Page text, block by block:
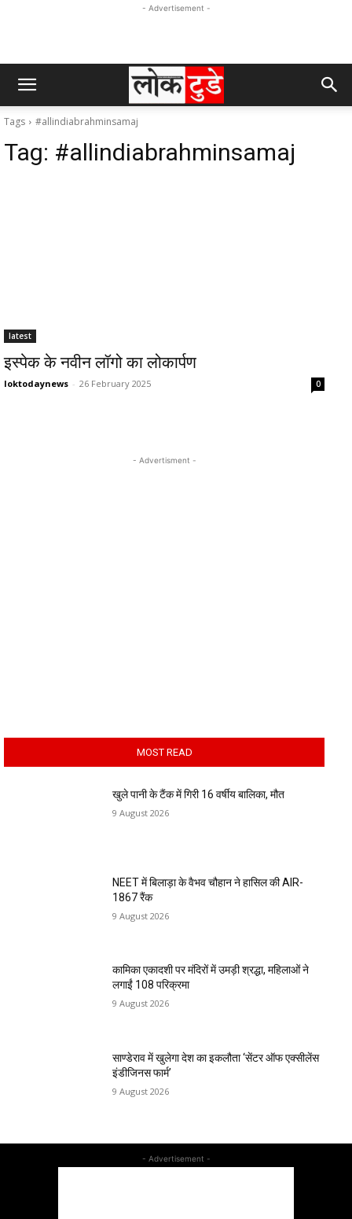
- Advertisement -
Tags #allindiabrahminsamaj
Tag: #allindiabrahminsamaj
latest
इस्पेक के नवीन लॉगो का लोकार्पण
loktodaynews - 26 February 2025 0
- Advertisment -
MOST READ
खुले पानी के टैंक में गिरी 16 वर्षीय बालिका, मौत
9 August 2026
NEET में बिलाड़ा के वैभव चौहान ने हासिल की AIR-
1867 रैंक
9 August 2026
कामिका एकादशी पर मंदिरों में उमड़ी श्रद्धा, महिलाओं ने
लगाईं 108 परिक्रमा
9 August 2026
साण्डेराव में खुलेगा देश का इकलौता ‘सेंटर ऑफ एक्सीलेंस
इंडीजिनस फार्म’
9 August 2026
- Advertisement -